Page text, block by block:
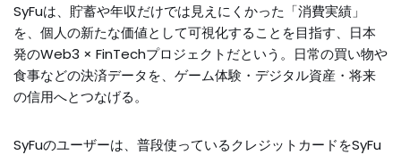
SyFuは、貯蓄や年収だけでは見えにくかった「消費実績」
を、個人の新たな価値として可視化することを目指す、日本
発のWeb3 × FinTechプロジェクトだという。日常の買い物や
食事などの決済データを、ゲーム体験・デジタル資産・将来
の信用へとつなげる。
SyFuのユーザーは、普段使っているクレジットカードをSyFu